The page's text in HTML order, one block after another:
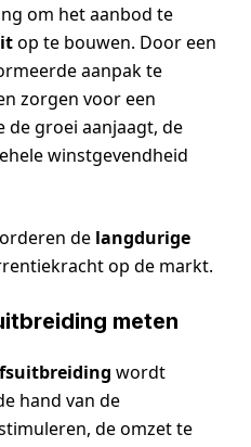
om het aanbod te
op te bouwen. Door een
aanpak te
zorgen voor een
de groei aanjaagt, de
winstgevendheid
de langdurige
op de markt.
meten
wordt
hand van de
de omzet te